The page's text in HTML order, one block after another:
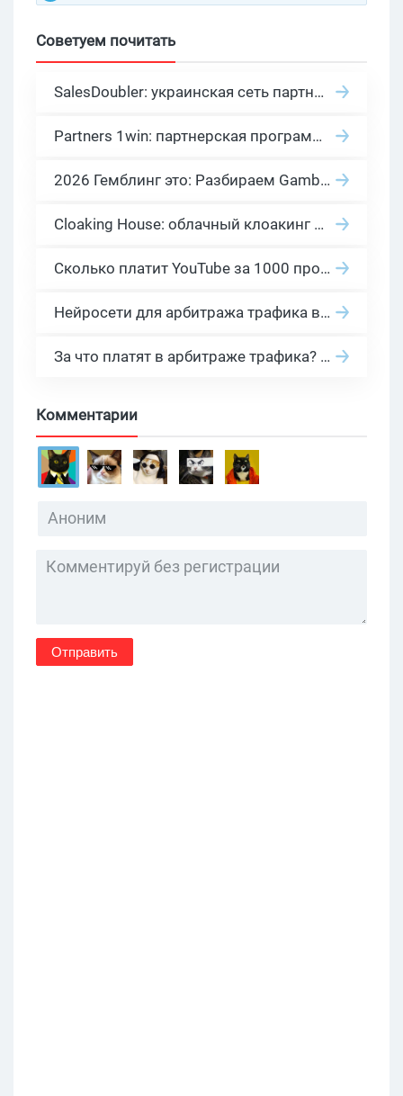
Советуем почитать
SalesDoubler: украинская сеть партнерских программ с оплатой за действие
Partners 1win: партнерская программа казино в нише гемблинг арбитраж
2026 Гемблинг это: Разбираем Gambling вертикаль, и все что связано с гемблинг и беттинг офферами
Cloaking House: облачный клоакинг для фильтрации ботов FB и Google Ads — гайд PHP-интеграции 2026
Сколько платит YouTube за 1000 просмотров в 2026: реальные цифры от 0.5 до 36 USD по ГЕО
Нейросети для арбитража трафика в 2026: инструменты, кейсы и AI-медиабайеры
За что платят в арбитраже трафика? 30 моделей оплаты в бурж и СНГ партнерках
Комментарии
Отправить